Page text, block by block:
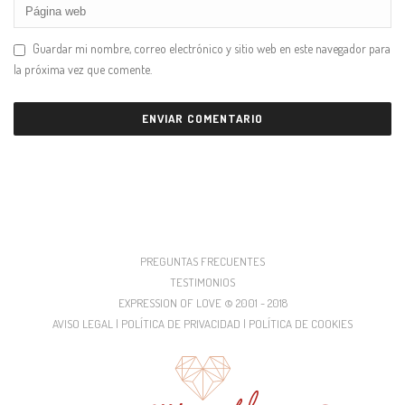
Guardar mi nombre, correo electrónico y sitio web en este navegador para
la próxima vez que comente.
PREGUNTAS FRECUENTES
TESTIMONIOS
EXPRESSION OF LOVE © 2001 - 2018
AVISO LEGAL | POLÍTICA DE PRIVACIDAD | POLÍTICA DE COOKIES